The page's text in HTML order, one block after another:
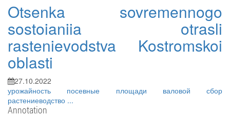
Otsenka sovremennogo
sostoianiia otrasli
rastenievodstva Kostromskoi
oblasti
27.10.2022
урожайность посевные площади валовой сбор
растениеводство ...
Annotation